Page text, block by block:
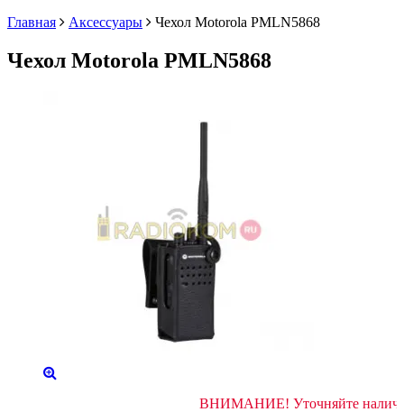
Главная
Аксессуары Чехол Motorola PMLN5868
Чехол Motorola PMLN5868
ВНИМАНИЕ! Уточняйте